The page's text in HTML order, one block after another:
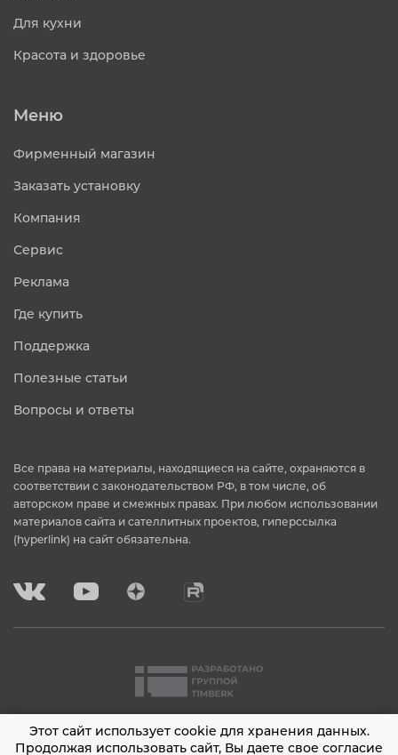
Для кухни
Красота и здоровье
Меню
Фирменный магазин
Заказать установку
Компания
Сервис
Реклама
Где купить
Поддержка
Полезные статьи
Вопросы и ответы
Все права на материалы, находящиеся на сайте, охраняются в
соответствии с законодательством РФ, в том числе, об
авторском праве и смежных правах. При любом использовании
материалов сайта и сателлитных проектов, гиперссылка
(hyperlink) на сайт обязательна.
2001 - 2026 © Timberk
Этот сайт использует cookie для хранения данных.
Продолжая использовать сайт, Вы даете свое согласие